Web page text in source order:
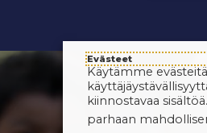
Evästeet
Käytämme
kiinnostavaa
parhaan